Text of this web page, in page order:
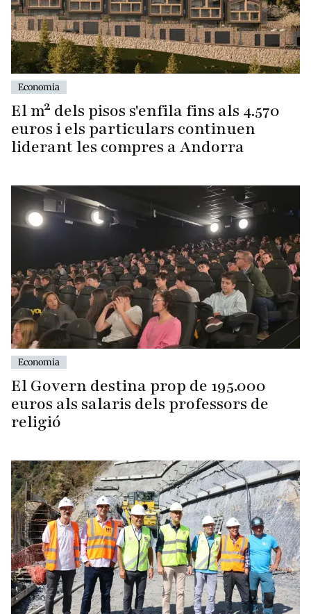
Economia
El m² dels pisos s'enfila fins als 4.570
euros i els particulars continuen
liderant les compres a Andorra
Economia
El Govern destina prop de 195.000
euros als salaris dels professors de
religió